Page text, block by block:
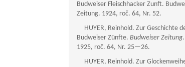
Budweiser Fleischhacker Zunft.
Zeitung. 1924, roč. 64, Nr. 52.
HUYER, Reinhold. Zur Geschichte
Budweiser Zünfte. Budweiser Zeitung.
1925, roč. 64, Nr. 25—26.
HUYER, Reinhold. Zur